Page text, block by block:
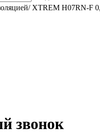
XTREM H07RN-F
звонок